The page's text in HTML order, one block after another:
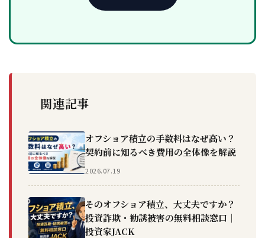
関連記事
オフショア積立の手数料はなぜ高い？
契約前に知るべき費用の全体像を解説
2026.07.19
そのオフショア積立、大丈夫ですか？
投資詐欺・勧誘被害の無料相談窓口｜
投資家JACK